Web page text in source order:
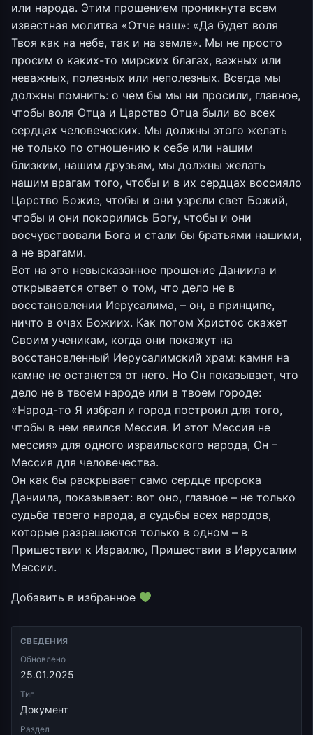
или народа. Этим прошением проникнута всем
известная молитва «Отче наш»: «Да будет воля
Твоя как на небе, так и на земле». Мы не просто
просим о каких-то мирских благах, важных или
неважных, полезных или неполезных. Всегда мы
должны помнить: о чем бы мы ни просили, главное,
чтобы воля Отца и Царство Отца были во всех
сердцах человеческих. Мы должны этого желать
не только по отношению к себе или нашим
близким, нашим друзьям, мы должны желать
нашим врагам того, чтобы и в их сердцах воссияло
Царство Божие, чтобы и они узрели свет Божий,
чтобы и они покорились Богу, чтобы и они
восчувствовали Бога и стали бы братьями нашими,
а не врагами.
Вот на это невысказанное прошение Даниила и
открывается ответ о том, что дело не в
восстановлении Иерусалима, – он, в принципе,
ничто в очах Божиих. Как потом Христос скажет
Своим ученикам, когда они покажут на
восстановленный Иерусалимский храм: камня на
камне не останется от него. Но Он показывает, что
дело не в твоем народе или в твоем городе:
«Народ-то Я избрал и город построил для того,
чтобы в нем явился Мессия. И этот Мессия не
мессия» для одного израильского народа, Он –
Мессия для человечества.
Он как бы раскрывает само сердце пророка
Даниила, показывает: вот оно, главное – не только
судьба твоего народа, а судьбы всех народов,
которые разрешаются только в одном – в
Пришествии к Израилю, Пришествии в Иерусалим
Мессии.
Добавить в избранное
СВЕДЕНИЯ
Обновлено
25.01.2025
Тип
Документ
Раздел